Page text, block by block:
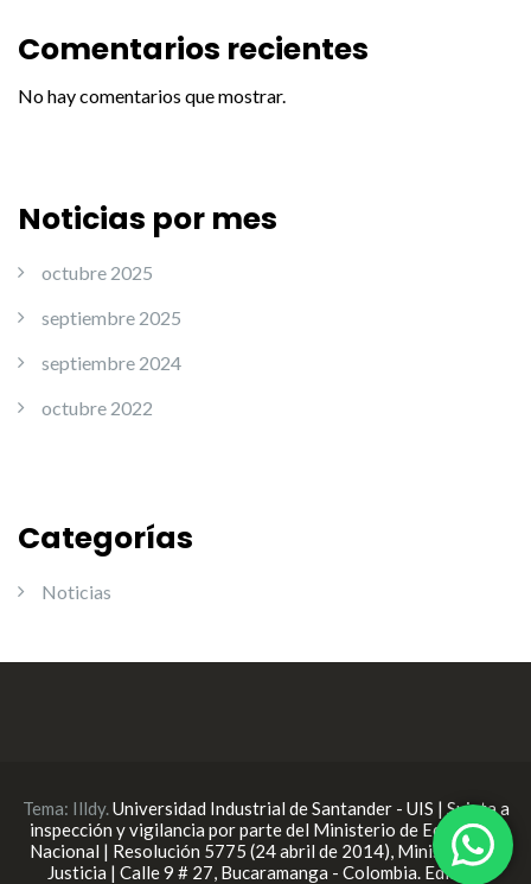
Comentarios recientes
No hay comentarios que mostrar.
Noticias por mes
octubre 2025
septiembre 2025
septiembre 2024
octubre 2022
Categorías
Noticias
Tema: Illdy.Universidad Industrial de Santander - UIS | Sujeta a
inspección y vigilancia por parte del Ministerio de Educación
Nacional | Resolución 5775 (24 abril de 2014), Ministerio de
Justicia | Calle 9 # 27, Bucaramanga - Colombia. Edificio